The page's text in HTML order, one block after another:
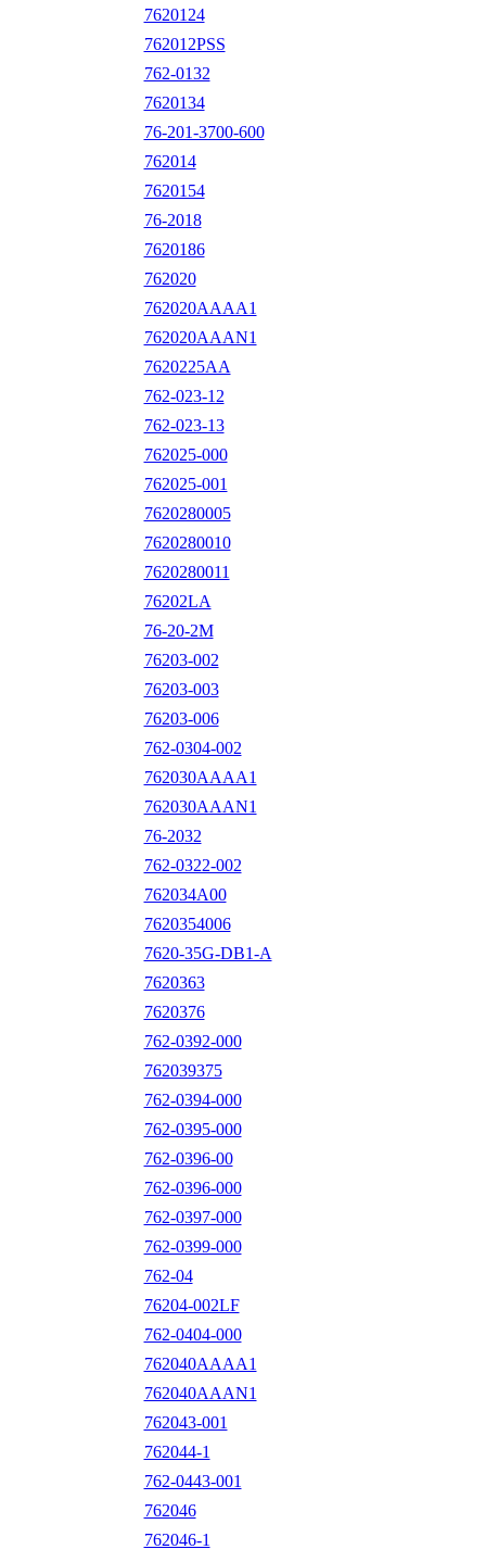
7620124
762012PSS
762-0132
7620134
76-201-3700-600
762014
7620154
76-2018
7620186
762020
762020AAAA1
762020AAAN1
7620225AA
762-023-12
762-023-13
762025-000
762025-001
7620280005
7620280010
7620280011
76202LA
76-20-2M
76203-002
76203-003
76203-006
762-0304-002
762030AAAA1
762030AAAN1
76-2032
762-0322-002
762034A00
7620354006
7620-35G-DB1-A
7620363
7620376
762-0392-000
762039375
762-0394-000
762-0395-000
762-0396-00
762-0396-000
762-0397-000
762-0399-000
762-04
76204-002LF
762-0404-000
762040AAAA1
762040AAAN1
762043-001
762044-1
762-0443-001
762046
762046-1